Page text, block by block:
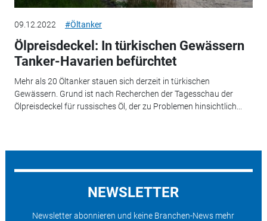
09.12.2022 #Öltanker
Ölpreisdeckel: In türkischen Gewässern
Tanker-Havarien befürchtet
Mehr als 20 Öltanker stauen sich derzeit in türkischen
Gewässern. Grund ist nach Recherchen der Tagesschau der
Ölpreisdeckel für russisches Öl, der zu Problemen hinsichtlich...
NEWSLETTER
Newsletter abonnieren und keine Branchen-News mehr